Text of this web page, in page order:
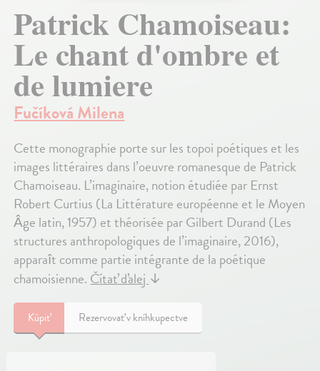
Patrick Chamoiseau:
Le chant d'ombre et
de lumiere
Fučíková Milena
Cette monographie porte sur les topoi poétiques et les
images littéraires dans l’oeuvre romanesque de Patrick
Chamoiseau. L’imaginaire, notion étudiée par Ernst
Robert Curtius (La Littérature européenne et le Moyen
Âge latin, 1957) et théorisée par Gilbert Durand (Les
structures anthropologiques de l’imaginaire, 2016),
apparaît comme partie intégrante de la poétique
chamoisienne.Čítať ďalej↓
Kúpiť Rezervovať v kníhkupectve